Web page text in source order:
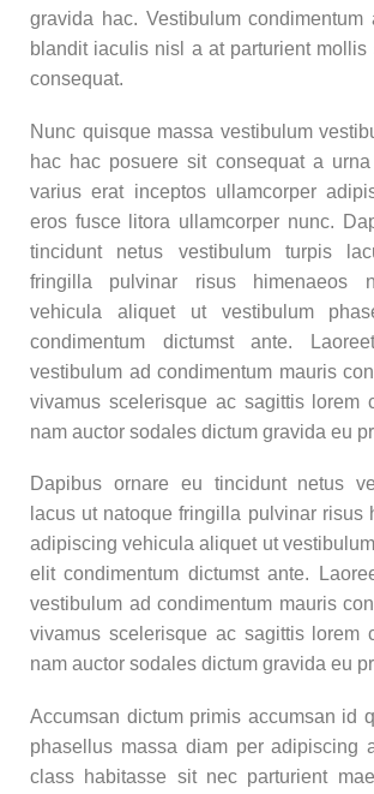
gravida hac. Vestibulum condimentum
blandit iaculis nisl a at parturient
consequat.
Nunc quisque massa vestibulum
hac hac posuere sit consequat a
varius erat inceptos ullamcorper
eros fusce litora ullamcorper nunc.
tincidunt netus vestibulum turpis
fringilla pulvinar risus himenaeos
vehicula aliquet ut vestibulum
condimentum dictumst ante.
vestibulum ad condimentum mauris
vivamus scelerisque ac sagittis lorem
nam auctor sodales dictum gravida eu
Dapibus ornare eu tincidunt netus
lacus ut natoque fringilla pulvinar risus
adipiscing vehicula aliquet ut
elit condimentum dictumst ante.
vestibulum ad condimentum mauris
vivamus scelerisque ac sagittis lorem
nam auctor sodales dictum gravida eu
Accumsan dictum primis accumsan id
phasellus massa diam per adipiscing
class habitasse sit nec parturient